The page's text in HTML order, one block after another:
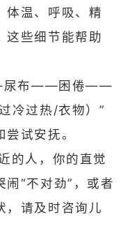
体温、呼吸、精
这些细节能帮助
尿布——困倦——
冷过热/衣物）”
试安抚。
的人，你的直觉
“不对劲”，或者
，请及时咨询儿